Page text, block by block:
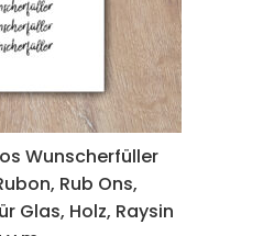
Wunscherfüller
Rub Ons,
Glas, Holz, Raysin